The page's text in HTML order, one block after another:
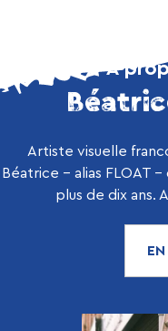
À
Artiste visuelle
Béatrice - alias FLOAT
plus de dix ans.